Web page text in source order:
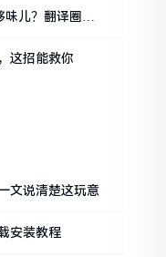
儿？翻译圈老
这招能救你
文说清楚这玩意
安装教程